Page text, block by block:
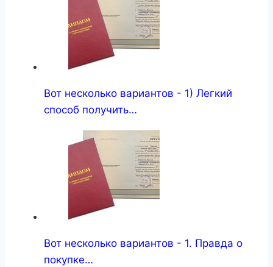
Вот несколько вариантов - 1) Легкий
способ получить…
Вот несколько вариантов - 1. Правда о
покупке…